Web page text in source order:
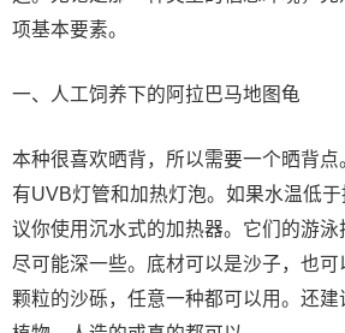
项基本要素。
一、人工饲养下的阿拉巴马地图龟
本种很喜欢晒背，所以需要一个晒背
有UVB灯管和加热灯泡。如果水温低
议你使用沉水式的加热器。它们的游
尽可能深一些。底材可以是沙子，也可
颗粒的沙砾，任意一种都可以用。还